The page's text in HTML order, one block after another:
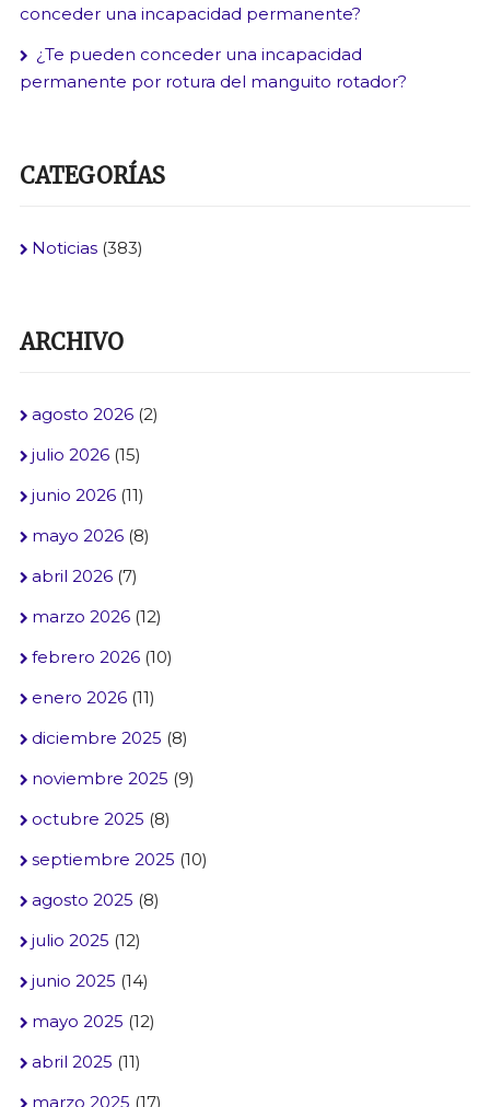
conceder una incapacidad permanente?
¿Te pueden conceder una incapacidad
permanente por rotura del manguito rotador?
CATEGORÍAS
Noticias(383)
ARCHIVO
agosto 2026(2)
julio 2026(15)
junio 2026(11)
mayo 2026(8)
abril 2026(7)
marzo 2026(12)
febrero 2026(10)
enero 2026(11)
diciembre 2025 (8)
noviembre 2025 (9)
octubre 2025 (8)
septiembre 2025 (10)
agosto 2025 (8)
julio 2025 (12)
junio 2025 (14)
mayo 2025 (12)
abril 2025 (11)
marzo 2025 (17)